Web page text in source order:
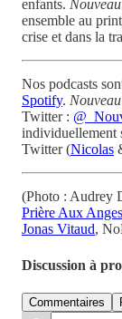
enfants.
ensemble au
crise et dans la
Nos podcasts
Spotify.
Twitter :
individuellement
Twitter (Nicolas
(Photo : Audrey
Prière Aux
Jonas Vitaud,
Discussion à
Commentaires